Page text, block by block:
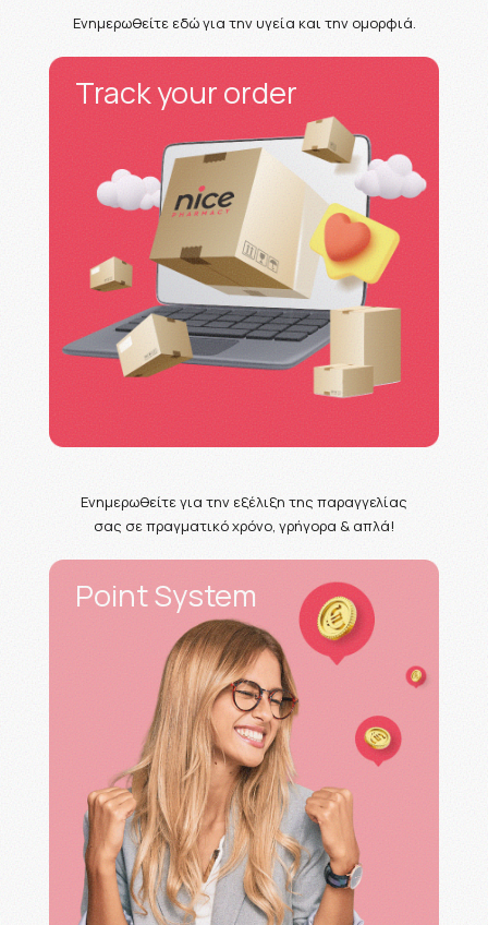
Ενημερωθείτε εδώ για την υγεία και την ομορφιά.
Track your order
Ενημερωθείτε για την εξέλιξη της παραγγελίας
σας σε πραγματικό χρόνο, γρήγορα & απλά!
Point System